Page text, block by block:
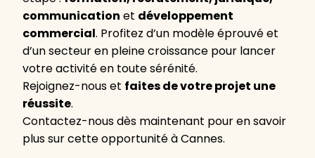
communication et développement
commercial. Profitez d’un modèle éprouvé et
d’un secteur en pleine croissance pour lancer
votre activité en toute sérénité.
Rejoignez-nous et faites de votre projet une
réussite.
Contactez-nous dès maintenant pour en savoir
plus sur cette opportunité à Cannes.